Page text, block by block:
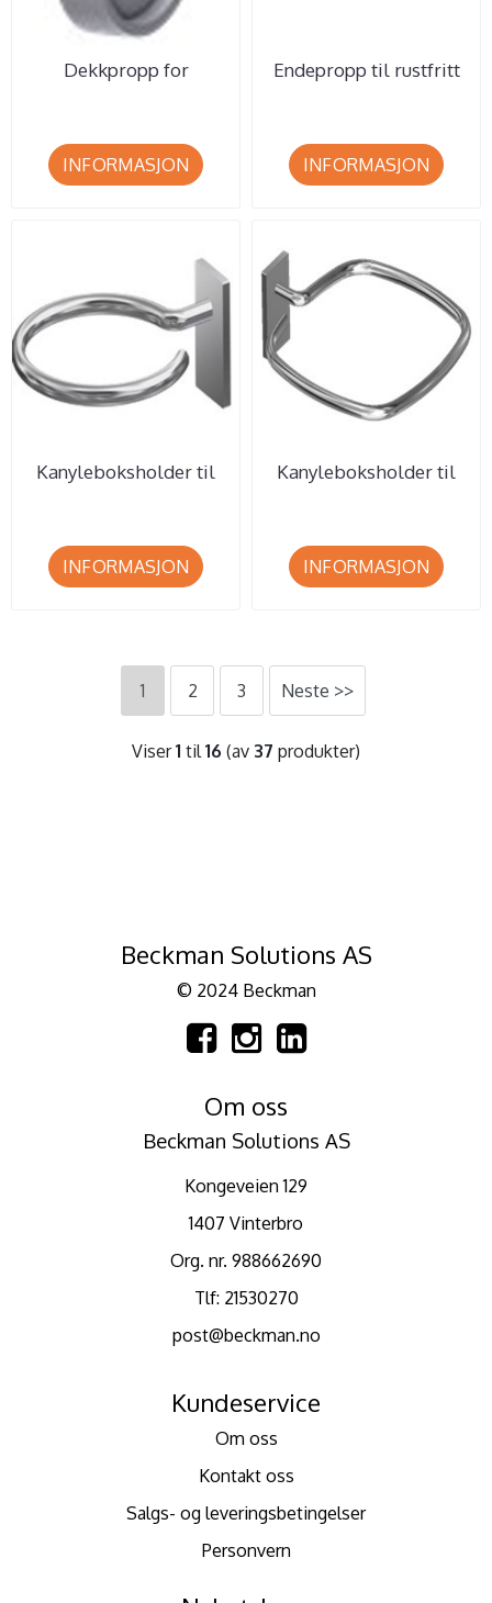
Dekkpropp for
INFORMASJON
Endepropp til rustfritt
INFORMASJON
Kanyleboksholder til
INFORMASJON
Kanyleboksholder til
INFORMASJON
1 2 3 Neste >>
Viser1 til 16 (av 37 produkter)
Beckman Solutions AS
© 2024 Beckman
Om oss
Beckman Solutions AS
Kongeveien 129
1407 Vinterbro
Org. nr. 988662690
Tlf: 21530270
post@beckman.no
Kundeservice
Om oss
Kontakt oss
Salgs- og leveringsbetingelser
Personvern